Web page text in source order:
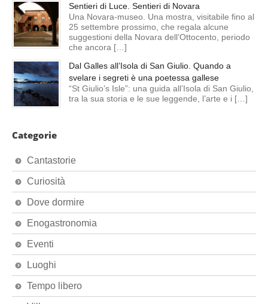
Sentieri di Luce. Sentieri di Novara
Una Novara-museo. Una mostra, visitabile fino al
25 settembre prossimo, che regala alcune
suggestioni della Novara dell’Ottocento, periodo
che ancora […]
Dal Galles all’Isola di San Giulio. Quando a
svelare i segreti è una poetessa gallese
“St Giulio’s Isle”: una guida all’Isola di San Giulio,
tra la sua storia e le sue leggende, l’arte e i […]
Categorie
Cantastorie
Curiosità
Dove dormire
Enogastronomia
Eventi
Luoghi
Tempo libero